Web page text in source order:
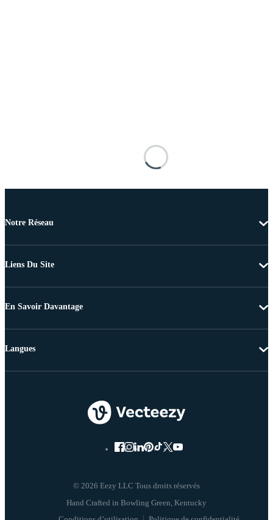
Notre Réseau
Liens Du Site
En Savoir Davantage
© 2026 Eezy LLC Tous droits réservés
Langues